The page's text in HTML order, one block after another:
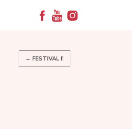
← FESTIVAL I!